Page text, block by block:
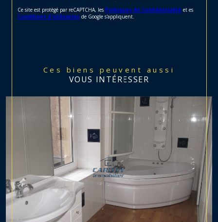
Ce site est protégé par reCAPTCHA, les Politiques de Confidentialité et es
Conditions d'utilisation de Google s'appliquent.
Ces biens peuvent aussi
VOUS INTÉRESSER